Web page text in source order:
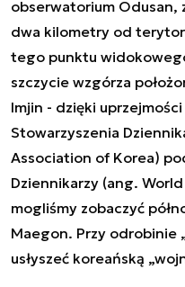
obserwatorium Odusan,
dwa kilometry od
tego punktu
szczycie wzgórza
Imjin - dzięki
Stowarzyszenia
Association of Korea)
Dziennikarzy (ang.
mogliśmy zobaczyć
Maegon. Przy odrobinie
usłyszeć koreańską